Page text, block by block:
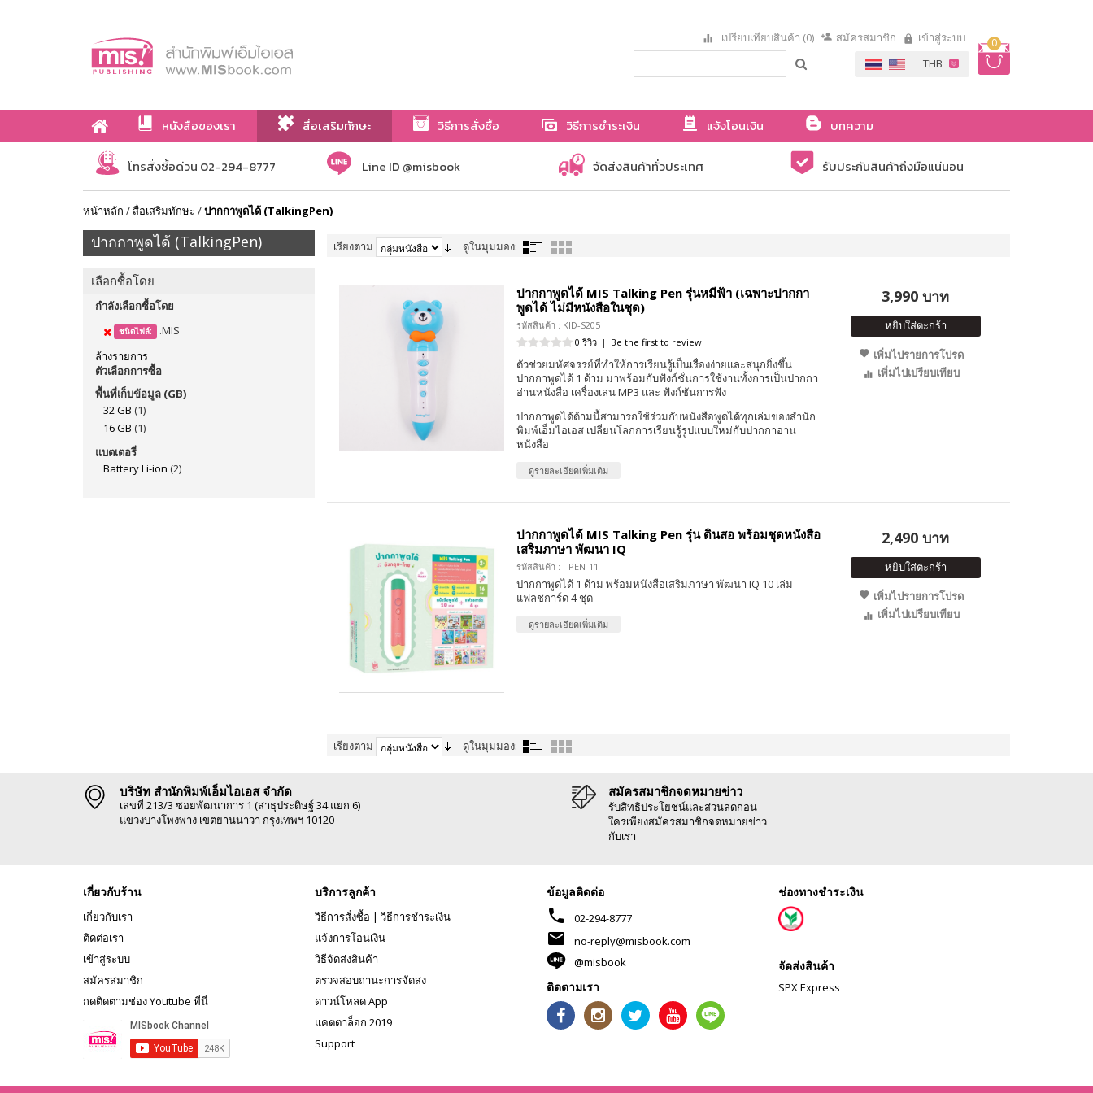
0
เปรียบเทียบสินค้า (0) สมัครสมาชิก เข้าสู่ระบบ
หนังสือของเรา สื่อเสริมทักษะ วิธีการสั่งซื้อ วิธีการชำระเงิน แจ้งโอนเงิน
บทความ
เกี่ยวกับเรา
โทรสั่งซื้อด่วน 02-294-8777 Line ID @misbook จัดส่งสินค้าทั่วประเทศ รับประกันสินค้าถึงมือแน่นอน
หน้าหลัก /สื่อเสริมทักษะ /ปากกาพูดได้ (TalkingPen)
ปากกาพูดได้ (TalkingPen)
เลือกซื้อโดย
กำลังเลือกซื้อโดย
ชนิดไฟล์:
.MIS
ล้างรายการ
ตัวเลือกการซื้อ
พื้นที่เก็บข้อมูล (GB)
32 GB (1)
16 GB (1)
แบตเตอรี่
Battery Li-ion (2)
เรียงตาม ดูในมุมมอง:
ปากกาพูดได้ MIS Talking Pen รุ่นหมีฟ้า (เฉพาะปากกา
พูดได้ ไม่มีหนังสือในชุด)
รหัสสินค้า : KID-S205
0 รีวิว | Be the first to review
ตัวช่วยมหัศจรรย์ที่ทำให้การเรียนรู้เป็นเรื่องง่ายและสนุกยิ่งขึ้น
ปากกาพูดได้ 1 ด้าม มาพร้อมกับฟังก์ชั่นการใช้งานทั้งการเป็นปากกา
อ่านหนังสือ เครื่องเล่น MP3 และ ฟังก์ชันการฟัง
ปากกาพูดได้ด้ามนี้สามารถใช้ร่วมกับหนังสือพูดได้ทุกเล่มของสำนัก
พิมพ์เอ็มไอเอส เปลี่ยนโลกการเรียนรู้รูปแบบใหม่กับปากกาอ่าน
หนังสือ
ดูรายละเอียดเพิ่มเติม
3,990 บาท
หยิบใส่ตะกร้า
เพิ่มไปรายการโปรด
เพิ่มไปเปรียบเทียบ
ปากกาพูดได้ MIS Talking Pen รุ่น ดินสอ พร้อมชุดหนังสือ
เสริมภาษา พัฒนา IQ
รหัสสินค้า : I-PEN-11
ปากกาพูดได้ 1 ด้าม พร้อมหนังสือเสริมภาษา พัฒนา IQ 10 เล่ม
แฟลชการ์ด 4 ชุด
ดูรายละเอียดเพิ่มเติม
2,490 บาท
หยิบใส่ตะกร้า
เพิ่มไปรายการโปรด
เพิ่มไปเปรียบเทียบ
เรียงตาม ดูในมุมมอง:
บริษัท สำนักพิมพ์เอ็มไอเอส จำกัด
เลขที่ 213/3 ซอยพัฒนาการ 1 (สาธุประดิษฐ์ 34 แยก 6)
แขวงบางโพงพาง เขตยานนาวา กรุงเทพฯ 10120
สมัครสมาชิกจดหมายข่าว
รับสิทธิประโยชน์และส่วนลดก่อน
ใครเพียงสมัครสมาชิกจดหมายข่าว
กับเรา
เกี่ยวกับร้าน
เกี่ยวกับเรา
ติดต่อเรา
เข้าสู่ระบบ
สมัครสมาชิก
กดติดตามช่อง Youtube ที่นี่
บริการลูกค้า
วิธีการสั่งซื้อ | วิธีการชำระเงิน
แจ้งการโอนเงิน
วิธีจัดส่งสินค้า
ตรวจสอบถานะการจัดส่ง
ดาวน์โหลด App
แคตตาล็อก 2019
Support
ข้อมูลติดต่อ
phone 02-294-8777
mail
no-reply@misbook.com
@misbook
ติดตามเรา
ช่องทางชำระเงิน
จัดส่งสินค้า
SPX Express